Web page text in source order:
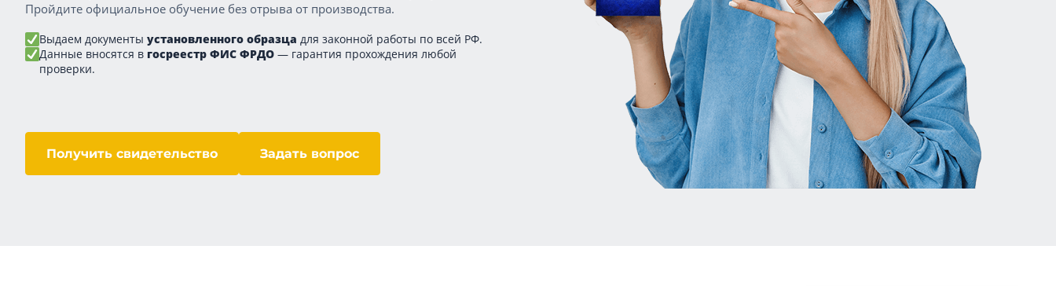
Пройдите официальное обучение без отрыва от производства.
Выдаем документы установленного образца для законной работы по всей РФ.
Данные вносятся в госреестр ФИС ФРДО — гарантия прохождения любой
проверки.
Получить свидетельство Задать вопрос